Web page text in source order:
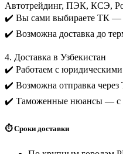
Автотрейдинг, ПЭК, КСЭ,
✔️ Вы сами выбираете ТК —
✔️ Возможна доставка до
4. Доставка в Узбекистан
✔️ Работаем с
✔️ Возможна отправка через
✔️ Таможенные нюансы — с
⏱️ Сроки доставки